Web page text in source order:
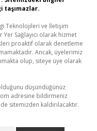
taşımazlar.
Teknolojileri ve İletişim
Sağlayıcı olarak hizmet
proaktif olarak denetleme
Ancak, üyelerimiz
olup, siteye üye olarak
düşündüğünüz
adresine bildirmeniz
sitemizden kaldırılacaktır.